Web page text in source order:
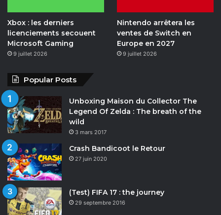
Xbox : les derniers
licenciements secouent
Microsoft Gaming
9 juillet 2026
Nintendo arrêtera les
ventes de Switch en
Europe en 2027
9 juillet 2026
Popular Posts
Unboxing Maison du Collector The
Legend Of Zelda : The breath of the
wild
3 mars 2017
Crash Bandicoot le Retour
27 juin 2020
(Test) FIFA 17 : the journey
29 septembre 2016